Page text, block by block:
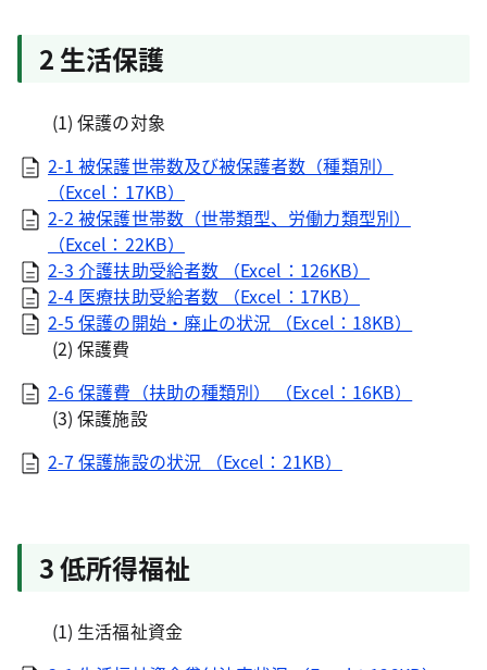
2 生活保護
(1) 保護の対象
2-1 被保護世帯数及び被保護者数（種類別）
（Excel：17KB）
2-2 被保護世帯数（世帯類型、労働力類型別）
（Excel：22KB）
2-3 介護扶助受給者数 （Excel：126KB）
2-4 医療扶助受給者数 （Excel：17KB）
2-5 保護の開始・廃止の状況 （Excel：18KB）
(2) 保護費
2-6 保護費（扶助の種類別） （Excel：16KB）
(3) 保護施設
2-7 保護施設の状況 （Excel：21KB）
3 低所得福祉
(1) 生活福祉資金